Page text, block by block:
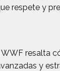
respete y
WWF resalta
y